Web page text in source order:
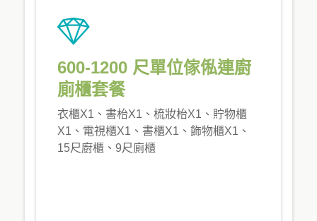
600-1200 尺單位傢俬連廚
廁櫃套餐
衣櫃X1、書枱X1、梳妝枱X1、貯物櫃
X1、電視櫃X1、書櫃X1、飾物櫃X1、
15尺廚櫃、9尺廁櫃